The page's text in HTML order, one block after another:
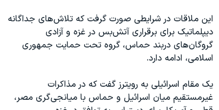
این ملاقات در شرایطی صورت گرفت که تلاش‌های جداگانه
دیپلماتیک برای برقراری آتش‌بس در غزه و آزادی
گروگان‌های دربند حماس، گروه تحت حمایت جمهوری
اسلامی، ادامه دارد.
یک مقام اسرائیلی به رویترز گفت که در مذاکرات
غیرمستقیم میان اسرائیل و حماس با میانجی‌گری مصر،